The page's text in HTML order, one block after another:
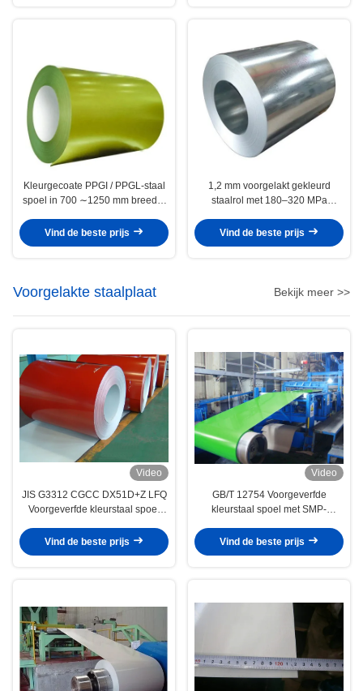
Kleurgecoate PPGI / PPGL-staal
spoel in 700 ∼1250 mm breedte
dak-, bouw- en huishoudelijke
Vind de beste prijs
1,2 mm voorgelakt gekleurd
staalrol met 180–320 MPa
voor hekpanelen
Vind de beste prijs
Voorgelakte staalplaat Bekijk meer >>
Video
JIS G3312 CGCC DX51D+Z LFQ
Voorgeverfde kleurstaal spoel
gebouwpanelen
Vind de beste prijs
Video
GB/T 12754 Voorgeverfde
kleurstaal spoel met SMP-
gebouwpanelen
Vind de beste prijs